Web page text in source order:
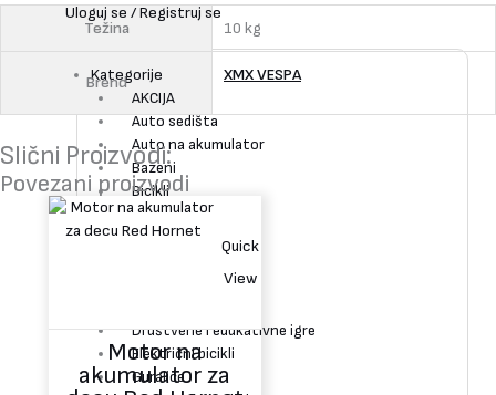
Uloguj se / Registruj se
Kategorije
AKCIJA
Auto sedišta
Auto na akumulator
Bazeni
Bicikli
Dubak za bebe
Dečije igračke
Dečija igrališta
Društvene i edukativne igre
Električni bicikli
Guralice
Težina 10 kg
Brend XMX VESPA
Slični Proizvodi:
Povezani proizvodi
Quick
View
Motor na
akumulator za